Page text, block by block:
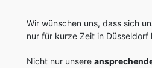
Wir wünschen uns, dass sich
nur für kurze Zeit in Düsseldorf
Nicht nur unsere